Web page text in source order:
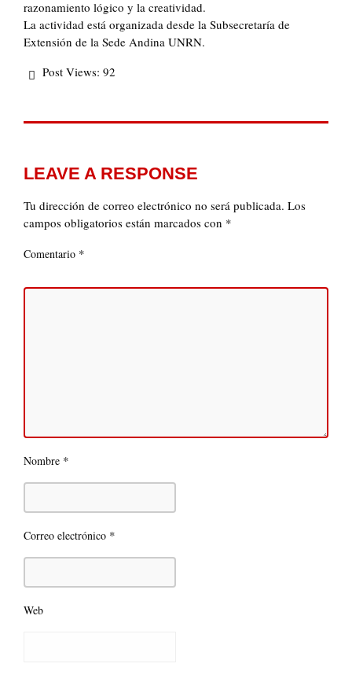
razonamiento lógico y la creatividad.
La actividad está organizada desde la Subsecretaría de
Extensión de la Sede Andina UNRN.
Post Views: 92
LEAVE A RESPONSE
Tu dirección de correo electrónico no será publicada. Los
campos obligatorios están marcados con *
Comentario *
Nombre *
Correo electrónico *
Web